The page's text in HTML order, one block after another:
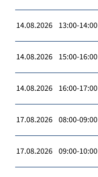
14.08.2026 13:00-14:00
14.08.2026 15:00-16:00
14.08.2026 16:00-17:00
17.08.2026 08:00-09:00
17.08.2026 09:00-10:00